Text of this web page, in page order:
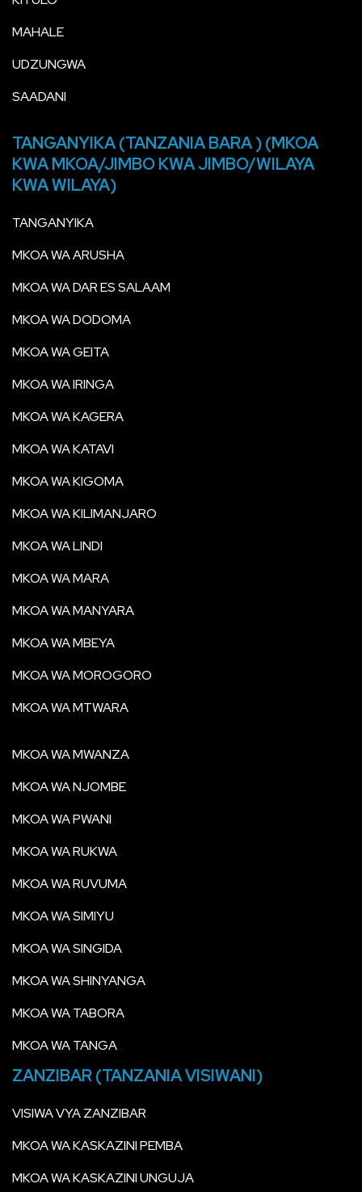
MAHALE
UDZUNGWA
SAADANI
TANGANYIKA (TANZANIA BARA ) (MKOA
KWA MKOA/JIMBO KWA JIMBO/WILAYA
KWA WILAYA)
TANGANYIKA
MKOA WA ARUSHA
MKOA WA DAR ES SALAAM
MKOA WA DODOMA
MKOA WA GEITA
MKOA WA IRINGA
MKOA WA KAGERA
MKOA WA KATAVI
MKOA WA KIGOMA
MKOA WA KILIMANJARO
MKOA WA LINDI
MKOA WA MARA
MKOA WA MANYARA
MKOA WA MBEYA
MKOA WA MOROGORO
MKOA WA MTWARA
MKOA WA MWANZA
MKOA WA NJOMBE
MKOA WA PWANI
MKOA WA RUKWA
MKOA WA RUVUMA
MKOA WA SIMIYU
MKOA WA SINGIDA
MKOA WA SHINYANGA
MKOA WA TABORA
MKOA WA TANGA
ZANZIBAR (TANZANIA VISIWANI)
VISIWA VYA ZANZIBAR
MKOA WA KASKAZINI PEMBA
MKOA WA KASKAZINI UNGUJA